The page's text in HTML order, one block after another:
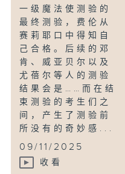
一级魔法使测验的
最终测验，费伦从
赛莉耶口中得知自
己合格。后续的邓
肯、威亚贝尔以及
尤蓓尔等人的测验
结果会是……而在结
束测验的考生们之
间，产生了测验前
所没有的奇妙感...
09/11/2025
收看